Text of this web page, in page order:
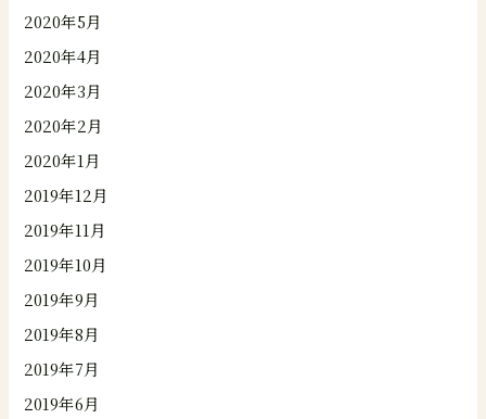
2020年5月
2020年4月
2020年3月
2020年2月
2020年1月
2019年12月
2019年11月
2019年10月
2019年9月
2019年8月
2019年7月
2019年6月